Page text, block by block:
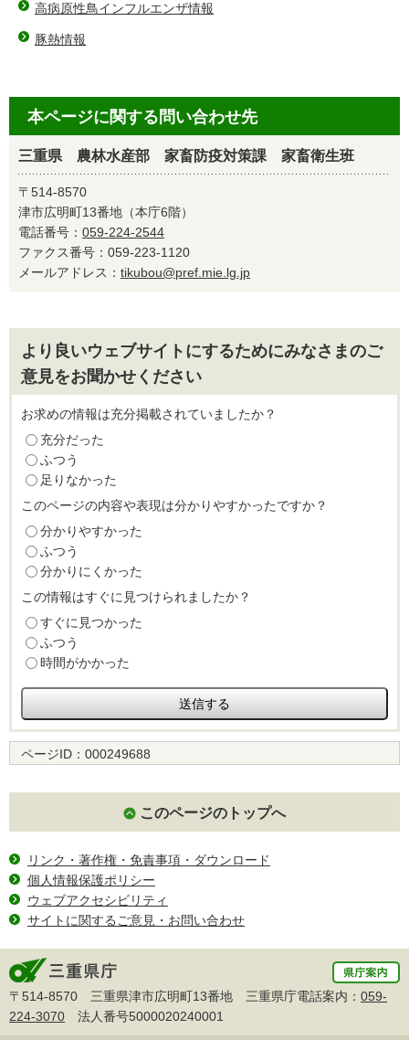
高病原性鳥インフルエンザ情報
豚熱情報
本ページに関する問い合わせ先
三重県 農林水産部 家畜防疫対策課 家畜衛生班
〒514-8570
津市広明町13番地（本庁6階）
電話番号： 059-224-2544
ファクス番号：059-223-1120
メールアドレス： tikubou@pref.mie.lg.jp
より良いウェブサイトにするためにみなさまのご
意見をお聞かせください
お求めの情報は充分掲載されていましたか？
充分だった
ふつう
足りなかった
このページの内容や表現は分かりやすかったですか？
分かりやすかった
ふつう
分かりにくかった
この情報はすぐに見つけられましたか？
すぐに見つかった
ふつう
時間がかかった
ページID： 000249688
このページのトップへ
リンク・著作権・免責事項・ダウンロード
個人情報保護ポリシー
ウェブアクセシビリティ
サイトに関するご意見・お問い合わせ
〒514-8570 三重県津市広明町13番地 三重県庁電話案内： 059-
224-3070 法人番号5000020240001